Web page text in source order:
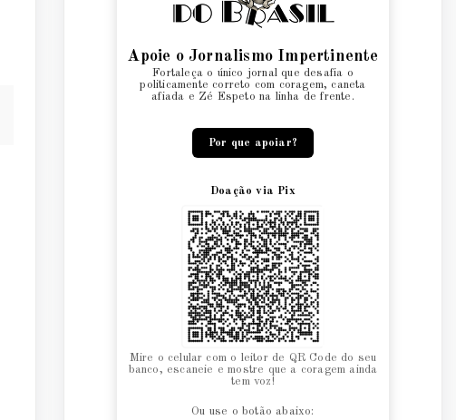
Apoie o Jornalismo Impertinente
Fortaleça o único jornal que desafia o
politicamente correto com coragem, caneta
afiada e Zé Espeto na linha de frente.
Por que apoiar?
Doação via Pix
Mire o celular com o leitor de QR Code do seu
banco, escaneie e mostre que a coragem ainda
tem voz!
Ou use o botão abaixo: